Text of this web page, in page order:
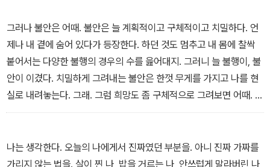
이 무섭지 않느냐지만, 나는 아직 받지 못한 선물이 있는 것처럼 설렌
다. 시간은 흐르는 게 아니라, 쌓이는 쪽에 가까운 거니까 말이다. 하
늘 위로 한가득 떨어지는 별똥별처럼, 머리 위로 쏟아지는 것. 개중엔
따끔한 부스러기도 있겠지만, 분명히 반짝이는 것 말이다. --- <구멍
난 코트>
그러나 불안은 어때. 불안은 늘 계획적이고 구체적이고 치밀하다. 언
제나 내 곁에 숨어 있다가 등장한다. 하던 것도 멈추고 내 몸에 찰싹
붙어서는 다양한 불행의 경우의 수를 읊어대지. 그러니 늘 불행이, 불
안이 이겼다. 치밀하게 그려내는 불안은 한껏 무게를 가지고 나를 현
실로 내려놓는다. 그래. 그럼 희망도 좀 구체적으로 그려보면 어때. 아
무리 작은 거라도 바짝 모으면 불안감을 이길 만큼 무거워지지 않을
나는 생각한다. 오늘의 나에게서 진짜였던 부분을. 아니 진짜 가짜를
가리지 않는 법을. 살이 찐 나, 밥을 거르는 나, 안쓰럽게 말라버린 나,